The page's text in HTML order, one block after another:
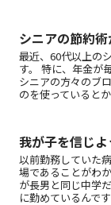
シニアの節約
最近、60代以上の
す。 特に、年金が
シニアの方々のブ
のを使っていると
我が子を信じよ
以前勤務していた
場であることがわ
が長男と同じ中学
に勤めているんで